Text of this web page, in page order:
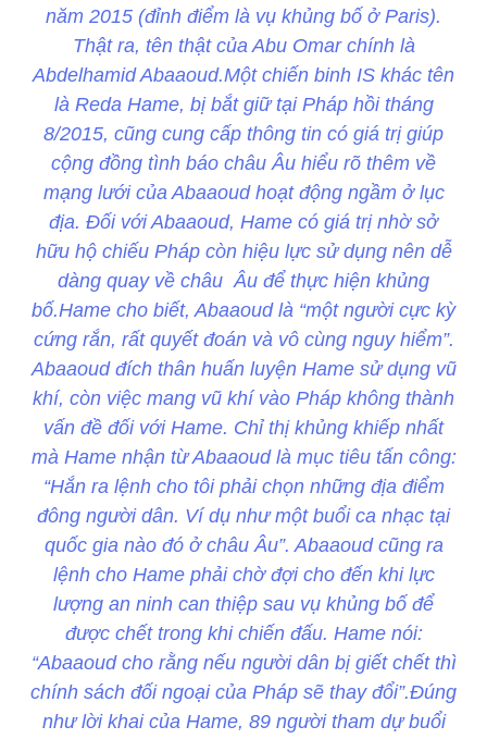
năm 2015 (đỉnh điểm là vụ khủng bố ở Paris).
Thật ra, tên thật của Abu Omar chính là
Abdelhamid Abaaoud.Một chiến binh IS khác tên
là Reda Hame, bị bắt giữ tại Pháp hồi tháng
8/2015, cũng cung cấp thông tin có giá trị giúp
cộng đồng tình báo châu Âu hiểu rõ thêm về
mạng lưới của Abaaoud hoạt động ngầm ở lục
địa. Đối với Abaaoud, Hame có giá trị nhờ sở
hữu hộ chiếu Pháp còn hiệu lực sử dụng nên dễ
dàng quay về châu Âu để thực hiện khủng
bố.Hame cho biết, Abaaoud là “một người cực kỳ
cứng rắn, rất quyết đoán và vô cùng nguy hiểm”.
Abaaoud đích thân huấn luyện Hame sử dụng vũ
khí, còn việc mang vũ khí vào Pháp không thành
vấn đề đối với Hame. Chỉ thị khủng khiếp nhất
mà Hame nhận từ Abaaoud là mục tiêu tấn công:
“Hắn ra lệnh cho tôi phải chọn những địa điểm
đông người dân. Ví dụ như một buổi ca nhạc tại
quốc gia nào đó ở châu Âu”. Abaaoud cũng ra
lệnh cho Hame phải chờ đợi cho đến khi lực
lượng an ninh can thiệp sau vụ khủng bố để
được chết trong khi chiến đấu. Hame nói:
“Abaaoud cho rằng nếu người dân bị giết chết thì
chính sách đối ngoại của Pháp sẽ thay đổi”.Đúng
như lời khai của Hame, 89 người tham dự buổi